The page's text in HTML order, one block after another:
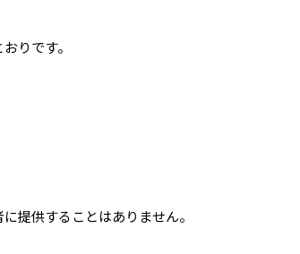
りです。
提供することはありません。